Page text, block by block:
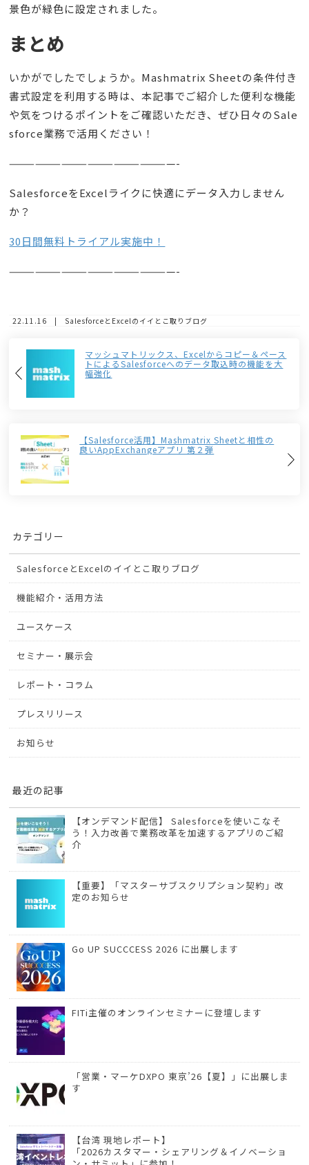
景色が緑色に設定されました。
まとめ
いかがでしたでしょうか。Mashmatrix Sheetの条件付き
書式設定を利用する時は、本記事でご紹介した便利な機能
や気をつけるポイントをご確認いただき、ぜひ日々のSale
sforce業務で活用ください！
———————————————————-
SalesforceをExcelライクに快適にデータ入力しません
か？
30日間無料トライアル実施中！
———————————————————-
22.11.16 | SalesforceとExcelのイイとこ取りブログ
マッシュマトリックス、Excelからコピー＆ペース
トによるSalesforceへのデータ取込時の機能を大
幅強化
【Salesforce活用】Mashmatrix Sheetと相性の
良いAppExchangeアプリ 第２弾
カテゴリー
SalesforceとExcelのイイとこ取りブログ
機能紹介・活用方法
ユースケース
セミナー・展示会
レポート・コラム
プレスリリース
お知らせ
最近の記事
【オンデマンド配信】 Salesforceを使いこなそ
う！入力改善で業務改革を加速するアプリのご紹
介
【重要】「マスターサブスクリプション契約」改
定のお知らせ
Go UP SUCCCESS 2026 に出展します
FITi主催のオンラインセミナーに登壇します
「営業・マーケDXPO 東京’26【夏】」に出展しま
す
【台湾 現地レポート】
「2026カスタマー・シェアリング＆イノベーショ